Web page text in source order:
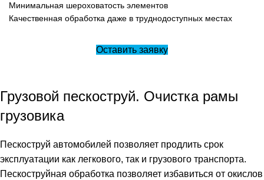
Минимальная шероховатость элементов
Качественная обработка даже в труднодоступных местах
Оставить заявку
Грузовой пескоструй. Очистка рамы
грузовика
Пескоструй автомобилей позволяет продлить срок
эксплуатации как легкового, так и грузового транспорта.
Пескоструйная обработка позволяет избавиться от окислов